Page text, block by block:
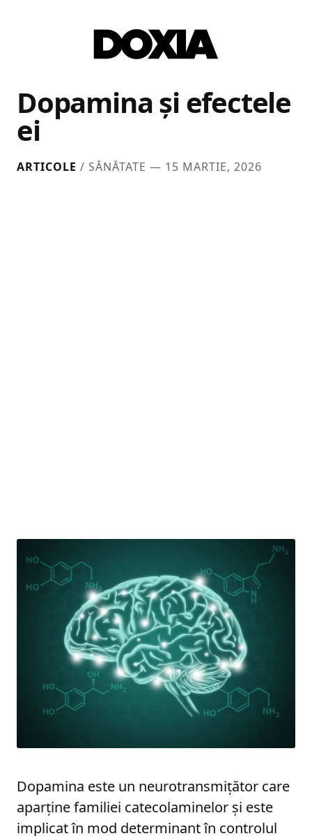
Dopamina și efectele
ei
ARTICOLE / SĂNĂTATE — 15 MARTIE, 2026
Dopamina este un neurotransmițător care
aparține familiei catecolaminelor și este
implicat în mod determinant în controlul